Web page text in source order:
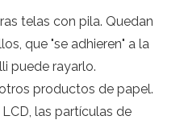
telas con pila. Quedan
que "se adhieren" a la
puede rayarlo.
productos de papel.
las partículas de